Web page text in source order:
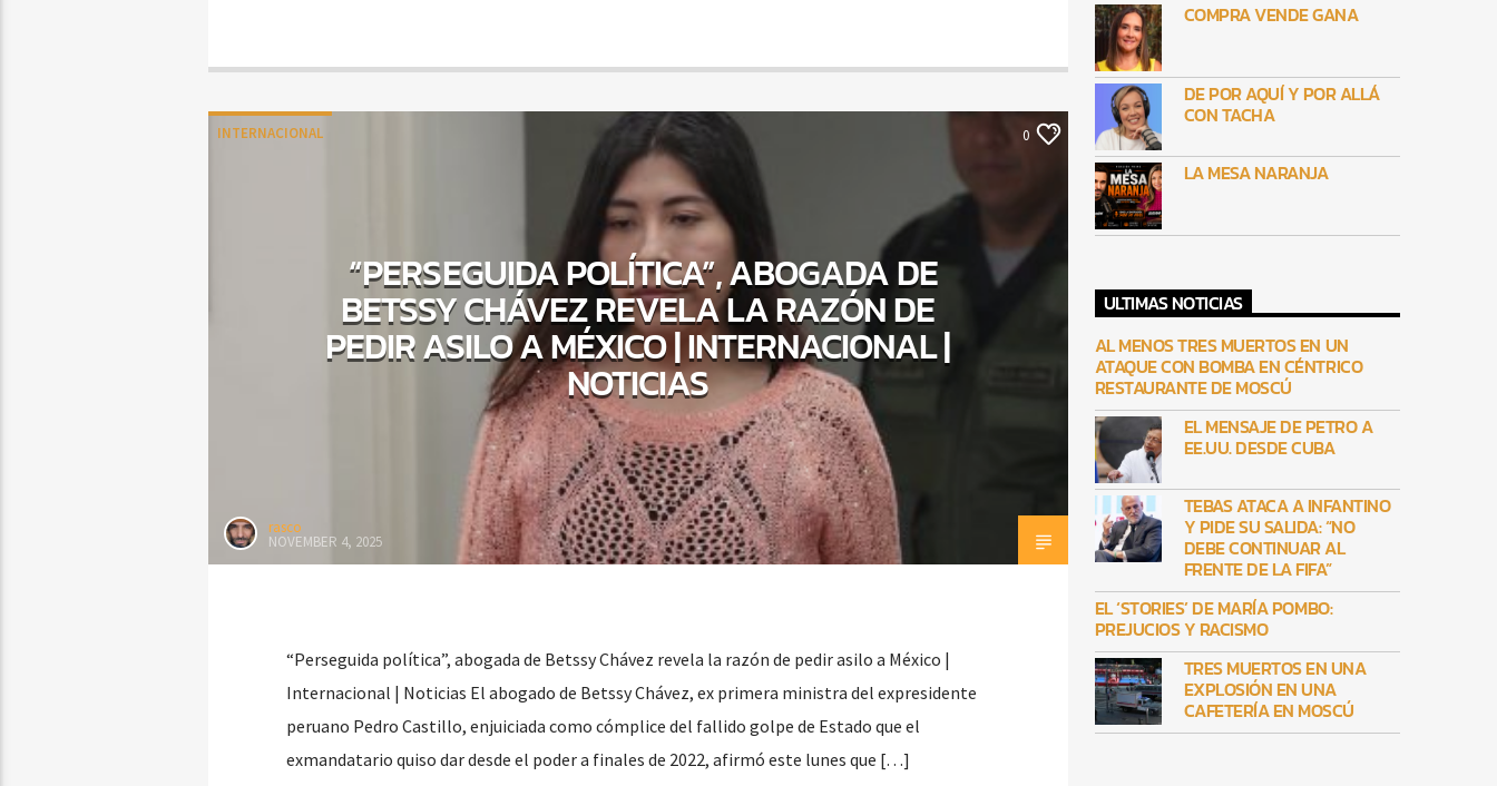
INTERNACIONAL 0
“PERSEGUIDA POLÍTICA”, ABOGADA DE
BETSSY CHÁVEZ REVELA LA RAZÓN DE
PEDIR ASILO A MÉXICO | INTERNACIONAL |
NOTICIAS
rasco
NOVEMBER 4, 2025
“Perseguida política”, abogada de Betssy Chávez revela la razón de pedir asilo a México |
Internacional | Noticias El abogado de Betssy Chávez, ex primera ministra del expresidente
peruano Pedro Castillo, enjuiciada como cómplice del fallido golpe de Estado que el
exmandatario quiso dar desde el poder a finales de 2022, afirmó este lunes que […]
COMPRA VENDE GANA
DE POR AQUÍ Y POR ALLÁ
CON TACHA
LA MESA NARANJA
ULTIMAS NOTICIAS
AL MENOS TRES MUERTOS EN UN
ATAQUE CON BOMBA EN CÉNTRICO
RESTAURANTE DE MOSCÚ
EL MENSAJE DE PETRO A
EE.UU. DESDE CUBA
TEBAS ATACA A INFANTINO
Y PIDE SU SALIDA: “NO
DEBE CONTINUAR AL
FRENTE DE LA FIFA”
EL ‘STORIES’ DE MARÍA POMBO:
PREJUCIOS Y RACISMO
TRES MUERTOS EN UNA
EXPLOSIÓN EN UNA
CAFETERÍA EN MOSCÚ